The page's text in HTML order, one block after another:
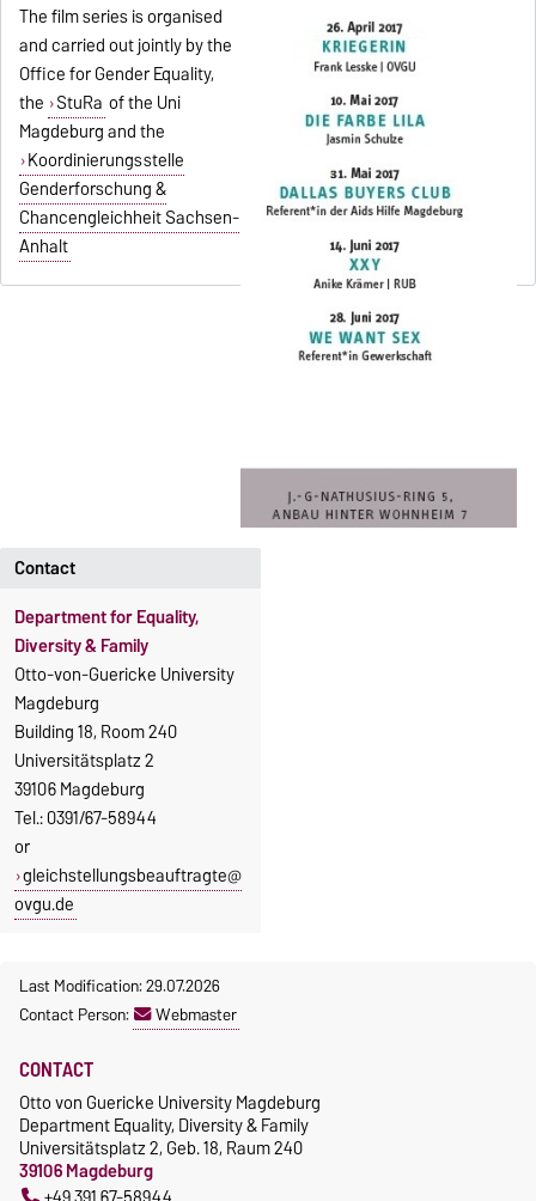
The film series is organised
and carried out jointly by the
Office for Gender Equality,
the StuRa of the Uni
Magdeburg and the
Koordinierungsstelle
Genderforschung &
Chancengleichheit Sachsen-
Anhalt
Contact
Department for Equality,
Diversity & Family
Otto-von-Guericke University
Magdeburg
Building 18, Room 240
Universitätsplatz 2
39106 Magdeburg
Tel.: 0391/67-58944
or
gleichstellungsbeauftragte@
ovgu.de
Last Modification: 29.07.2026
Contact Person:
Webmaster
CONTACT
Otto von Guericke University Magdeburg
Department Equality, Diversity & Family
Universitätsplatz 2, Geb. 18, Raum 240
39106 Magdeburg